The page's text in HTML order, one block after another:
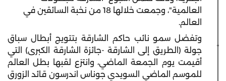
العالمية"، وجمعت خلالها 18 من نخبة السائقين في
العالم.
وتفضل سمو نائب حاكم الشارقة بتتويج أبطال سباق
جولة (الطريق إلى الشارقة -جائزة الشارقة الكبرى) التي
أقيمت يوم الجمعة الماضي، وانتزع لقبها بطل العالم
للموسم الماضي السويدي جوناس اندرسون قائد الزورق